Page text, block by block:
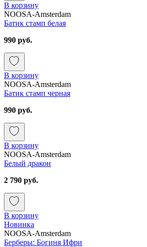
В корзину
NOOSA-Amsterdam
Батик стамп белая
990 руб.
В корзину
NOOSA-Amsterdam
Батик стамп черная
990 руб.
В корзину
NOOSA-Amsterdam
Белый дракон
2 790 руб.
В корзину
Новинка
NOOSA-Amsterdam
Берберы: Богиня Ифри